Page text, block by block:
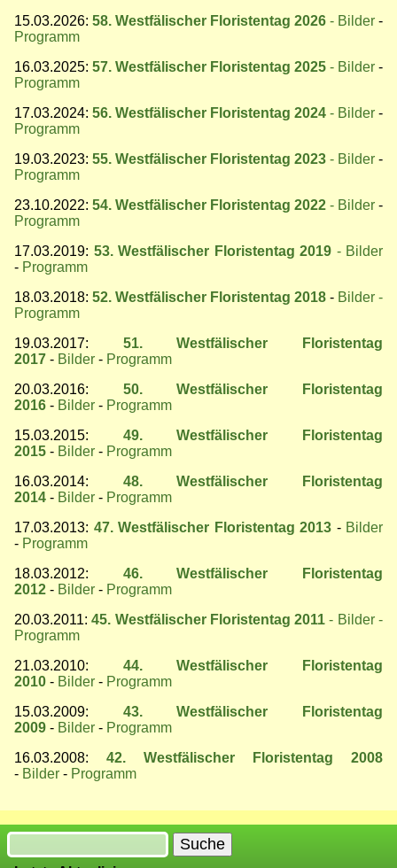
15.03.2026: 58. Westfälischer Floristentag 2026 - Bilder -
Programm
16.03.2025: 57. Westfälischer Floristentag 2025 - Bilder -
Programm
17.03.2024: 56. Westfälischer Floristentag 2024 - Bilder -
Programm
19.03.2023: 55. Westfälischer Floristentag 2023 - Bilder -
Programm
23.10.2022: 54. Westfälischer Floristentag 2022 - Bilder -
Programm
17.03.2019: 53. Westfälischer Floristentag 2019 - Bilder
- Programm
18.03.2018: 52. Westfälischer Floristentag 2018 - Bilder -
Programm
19.03.2017: 51. Westfälischer Floristentag
2017 - Bilder - Programm
20.03.2016: 50. Westfälischer Floristentag
2016 - Bilder - Programm
15.03.2015: 49. Westfälischer Floristentag
2015 - Bilder - Programm
16.03.2014: 48. Westfälischer Floristentag
2014 - Bilder - Programm
17.03.2013: 47. Westfälischer Floristentag 2013 - Bilder
- Programm
18.03.2012: 46. Westfälischer Floristentag
2012 - Bilder - Programm
20.03.2011: 45. Westfälischer Floristentag 2011 - Bilder-
Programm
21.03.2010: 44. Westfälischer Floristentag
2010 - Bilder - Programm
15.03.2009:
43. Westfälischer Floristentag
2009 - Bilder - Programm
16.03.2008:
42. Westfälischer Floristentag 2008
- Bilder - Programm
Suche